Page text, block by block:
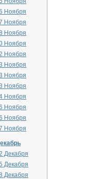
Ноября
Ноября
Ноября
Ноября
Ноября
Ноября
Ноября
Ноября
Ноября
Ноября
Ноября
Ноября
Декабря
Декабря
Декабря